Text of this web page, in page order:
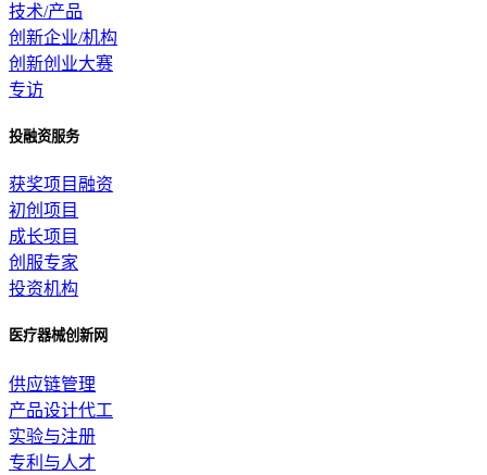
技术/产品
创新企业/机构
创新创业大赛
专访
投融资服务
获奖项目融资
初创项目
成长项目
创服专家
投资机构
医疗器械创新网
供应链管理
产品设计代工
实验与注册
专利与人才